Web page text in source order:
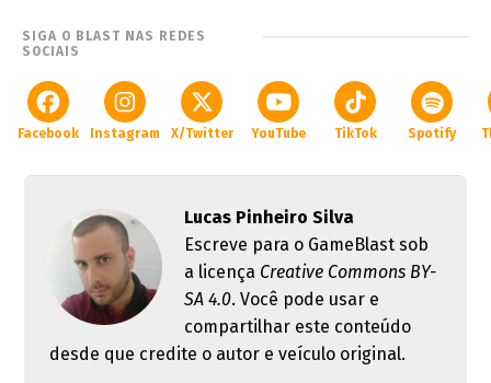
SIGA O BLAST NAS REDES
SOCIAIS
Facebook Instagram X/Twitter YouTube TikTok Spotify
Lucas Pinheiro Silva
Escreve para o GameBlast sob
a licença Creative Commons BY-
SA 4.0. Você pode usar e
compartilhar este conteúdo
desde que credite o autor e veículo original.